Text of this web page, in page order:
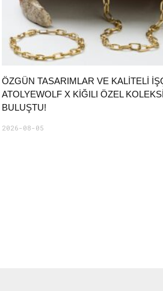
ÖZGÜN TASARIMLAR VE KALITELI
ATOLYEWOLF X KIĞILI ÖZEL
BULUŞTU!
2026-08-05